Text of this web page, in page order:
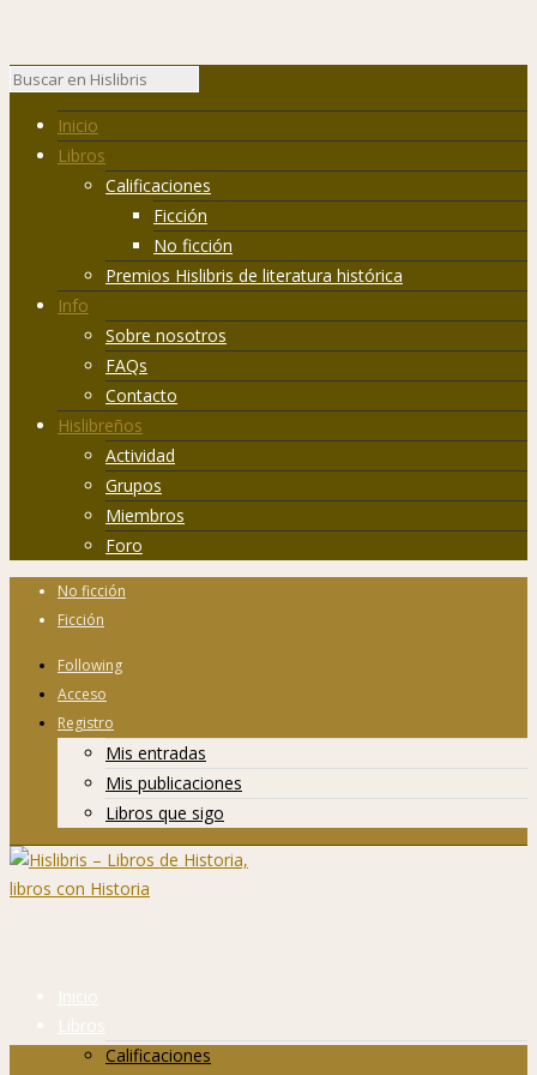
Inicio
Libros
Calificaciones
Ficción
No ficción
Premios Hislibris de literatura histórica
Info
Sobre nosotros
FAQs
Contacto
Hislibreños
Actividad
Grupos
Miembros
Foro
No ficción
Ficción
Following
Acceso
Registro
Mis entradas
Mis publicaciones
Libros que sigo
Inicio
Libros
Calificaciones